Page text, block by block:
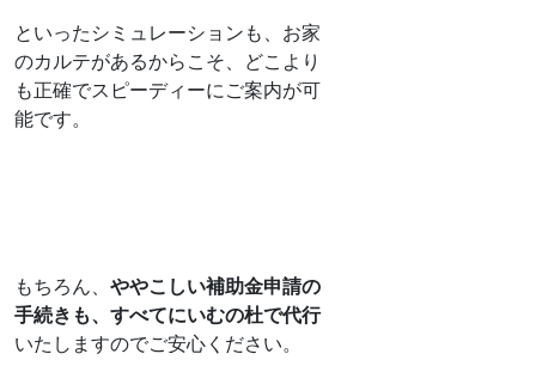
といったシミュレーションも、お家
のカルテがあるからこそ、どこより
も正確でスピーディーにご案内が可
能です。
もちろん、 ややこしい補助金申請の
手続きも、すべてにいむの杜で代行
いたしますのでご安心ください。